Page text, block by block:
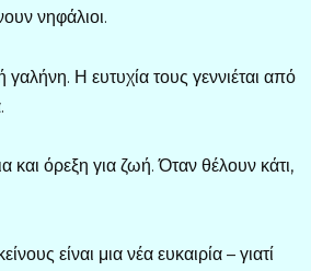
νηφάλιοι.
γαλήνη. Η ευτυχία τους γεννιέται από
και όρεξη για ζωή. Όταν θέλουν κάτι,
είναι μια νέα ευκαιρία – γιατί